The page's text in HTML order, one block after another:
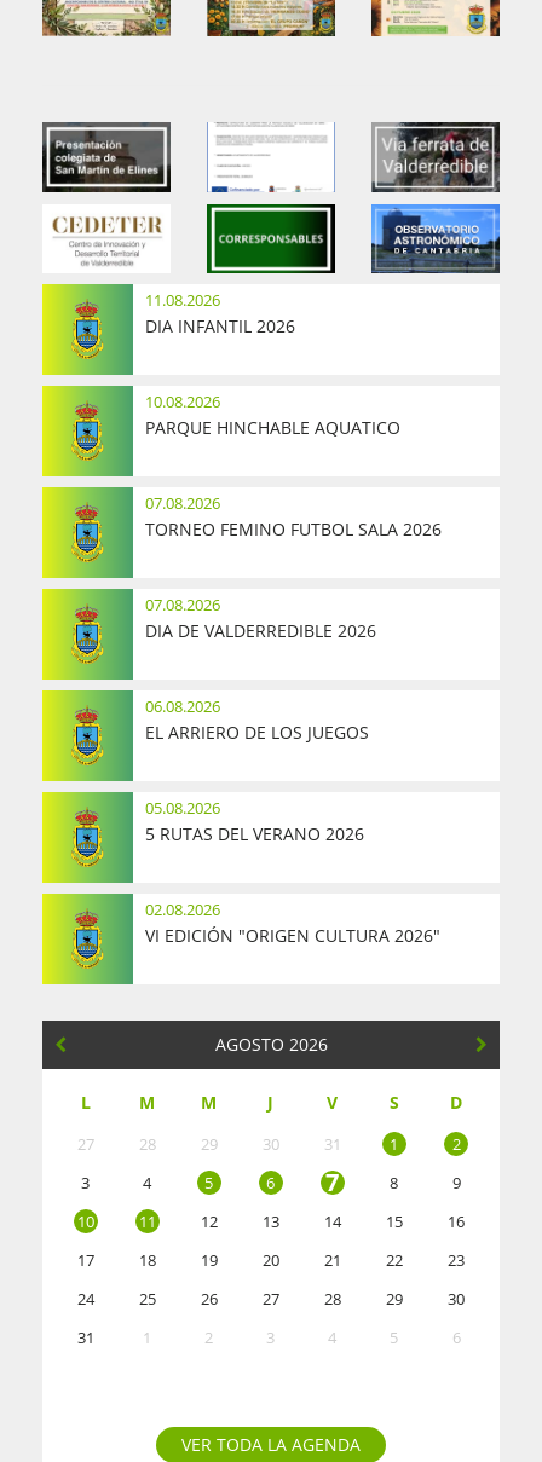
11.08.2026
DIA INFANTIL 2026
10.08.2026
PARQUE HINCHABLE AQUATICO
07.08.2026
TORNEO FEMINO FUTBOL SALA 2026
07.08.2026
DIA DE VALDERREDIBLE 2026
06.08.2026
EL ARRIERO DE LOS JUEGOS
05.08.2026
5 RUTAS DEL VERANO 2026
02.08.2026
VI EDICIÓN "ORIGEN CULTURA 2026"
AGOSTO 2026
L M M J V S D
27 28 29 30 31 1
2
3
4 5 6 7 8
9
10
11 12 13 14 15
16
17
18 19 20 21 22
23
24
25 26 27 28 29
30
31
1 2 3 4 5 6
VER TODA LA AGENDA